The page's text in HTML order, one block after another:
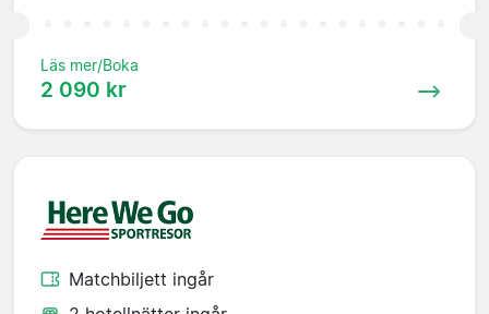
Läs mer/Boka
2 090 kr
Matchbiljett ingår